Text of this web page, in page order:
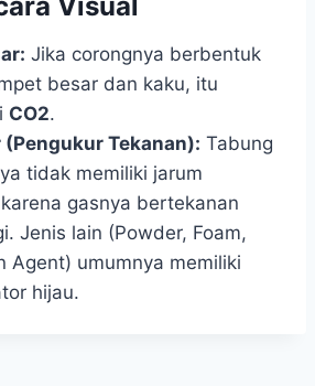
Jika corongnya berbentuk
besar dan kaku, itu
CO2.
Tekanan): Tabung
tidak memiliki jarum
gasnya bertekanan
Jenis lain (Powder, Foam,
Agent) umumnya memiliki
hijau.